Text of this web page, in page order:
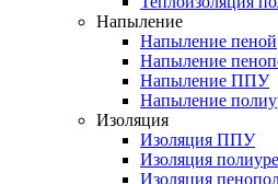
Напыление
Напыление пеной
Напыление
Напыление ППУ
Напыление
Изоляция
Изоляция ППУ
Изоляция
Изоляция